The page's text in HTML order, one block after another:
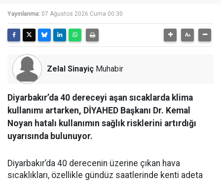
Yayınlanma: 07 Ağustos 2026 Cuma 00:30
Zelal Sinayiç Muhabir
Diyarbakır’da 40 dereceyi aşan sıcaklarda klima
kullanımı artarken, DİYAHED Başkanı Dr. Kemal
Noyan hatalı kullanımın sağlık risklerini artırdığı
uyarısında bulunuyor.
Diyarbakır’da 40 derecenin üzerine çıkan hava
sıcaklıkları, özellikle gündüz saatlerinde kenti adeta